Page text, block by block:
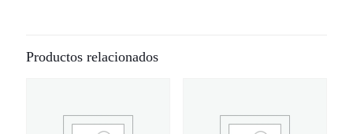
Productos relacionados